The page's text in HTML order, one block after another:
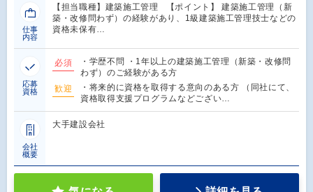
仕事
内容
【担当職種】建築施工管理 【ポイント】 建築施工管理（新
築・改修問わず）の経験があり、1級建築施工管理技士などの
資格未保有…
応募
資格
必須
・学歴不問 ・1年以上の建築施工管理（新築・改修問
わず）のご経験がある方
歓迎
・将来的に資格を取得する意向のある方 （同社にて、
資格取得支援プログラムなどござい…
会社
概要
大手建設会社